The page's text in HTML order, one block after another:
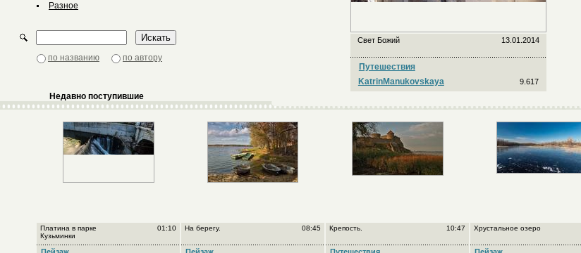
Разное
по названию по автору
13.01.2014
Свет Божий
Путешествия
9.617
KatrinManukovskaya
Недавно поступившие
01:10
Платина в парке
Кузьминки
08:45
На берегу. 10:47
Крепость. Хрустальное озеро